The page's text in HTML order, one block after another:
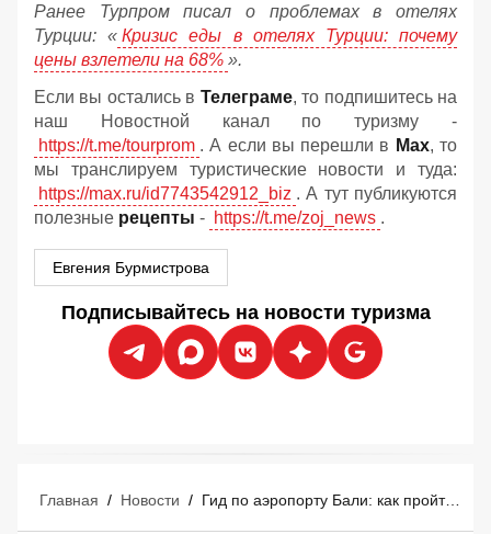
Ранее Турпром писал о проблемах в отелях
Турции: « Кризис еды в отелях Турции: почему
цены взлетели на 68% ».
Если вы остались в Телеграме, то подпишитесь на
наш Новостной канал по туризму -
https://t.me/tourprom . А если вы перешли в Мах, то
мы транслируем туристические новости и туда:
https://max.ru/id7743542912_biz . А тут публикуются
полезные рецепты - https://t.me/zoj_news .
Евгения Бурмистрова
Подписывайтесь на новости туризма
Главная / Новости / Гид по аэропорту Бали: как пройти контроль, купить симку и добраться до отеля